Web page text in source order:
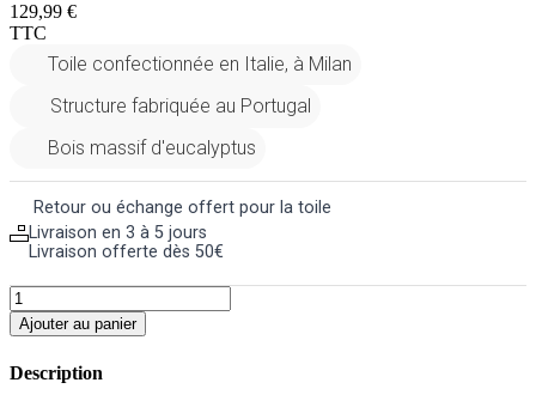
129,99 €
TTC
Toile confectionnée en Italie, à Milan
Structure fabriquée au Portugal
Bois massif d'eucalyptus
Retour ou échange offert pour la toile
Livraison en 3 à 5 jours
Livraison offerte dès 50€
Ajouter au panier
Description